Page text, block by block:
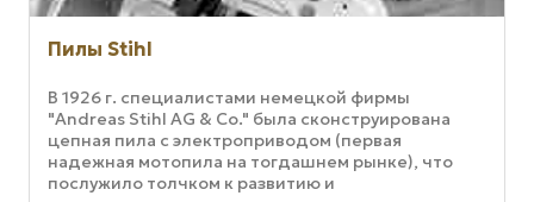
Пилы Stihl
В 1926 г. специалистами немецкой фирмы
"Andreas Stihl AG & Co." была сконструирована
цепная пила с электроприводом (первая
надежная мотопила на тогдашнем рынке), что
послужило толчком к развитию и